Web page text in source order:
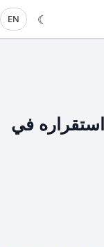
☾
EN
في